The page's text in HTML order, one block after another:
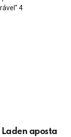
Laden aposta